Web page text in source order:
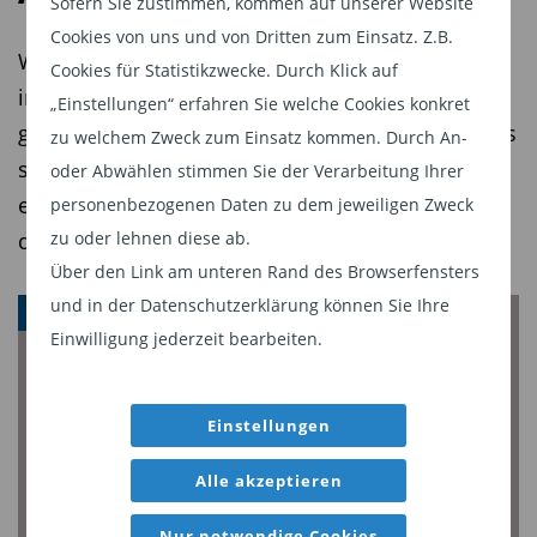
Cookies von uns und von Dritten zum Einsatz. Z.B.
Cookies für Statistikzwecke. Durch Klick auf
„Einstellungen“ erfahren Sie welche Cookies konkret
zu welchem Zweck zum Einsatz kommen. Durch An-
oder Abwählen stimmen Sie der Verarbeitung Ihrer
personenbezogenen Daten zu dem jeweiligen Zweck
zu oder lehnen diese ab.
Über den Link am unteren Rand des Browserfensters
und in der Datenschutzerklärung können Sie Ihre
Einwilligung jederzeit bearbeiten.
Einstellungen
Alle akzeptieren
der Gewinnhebel, wenn der Preis steigt.
Ein Beispiel macht das deutlich:
Ein Produzent mit AISC von 20 US-Dollar pro
Unze erzielt bei einem Silberpreis von 50 US-
Dollar pro Unze eine Marge von 30 US-Dollar.
Steigt der Silberpreis um 20 Prozent
Dollar pro Unze , wächst die Marge um 33
Prozent
auf 40 US-Dollar. Ein Produzent mit AISC
von 40 US-Dollar pro Unze hingegen verdient bei
Dollar – doch bei 60 US-Dollar pro Unze springt
der Gewinn auf 20 US-Dollar, also plus
Das erklärt, warum„High-Cost-Produzenten“
Wellington Management erweitert sein Angebot
im Bereich Liquid Alternatives um einen neuen
globalen Absolute-Return-Aktienfonds. Der Fonds
soll Renditen oberhalb des Geldmarktniveaus
erzielen – bei möglichst geringer Korrelation zu
den Aktien- und Anleihemärkten.
ALTERNATIVE ANLAGEN